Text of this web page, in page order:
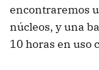
encontraremos
núcleos, y una
10 horas en uso